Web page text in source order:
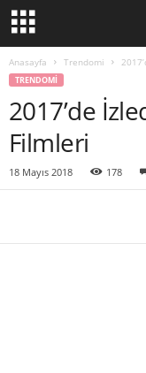
Anasayfa Trendomi
TRENDOMI
2017’de
Filmleri
18 Mayıs 2018 178